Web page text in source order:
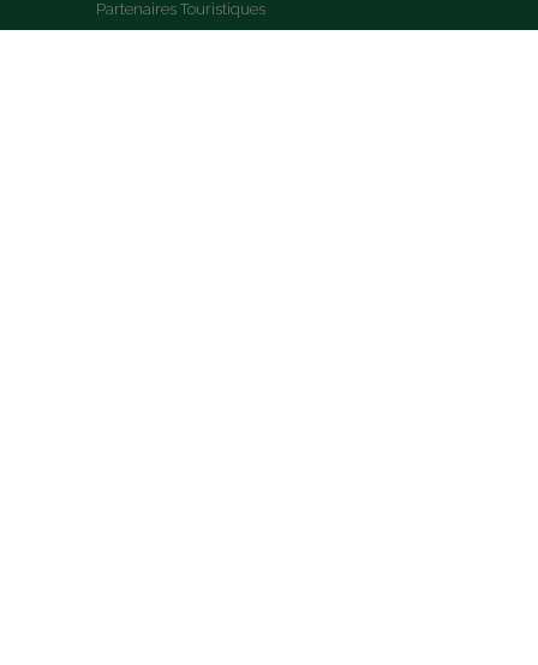
Partenaires Touristiques